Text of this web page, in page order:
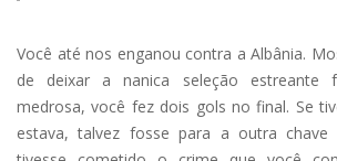
Você até nos enganou contra a Albânia.
de deixar a nanica seleção estreante
medrosa, você fez dois gols no final. Se
estava, talvez fosse para a outra